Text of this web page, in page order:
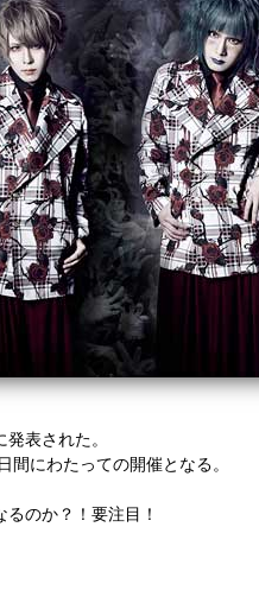
表された。
にわたっての開催となる。
のか？！要注目！